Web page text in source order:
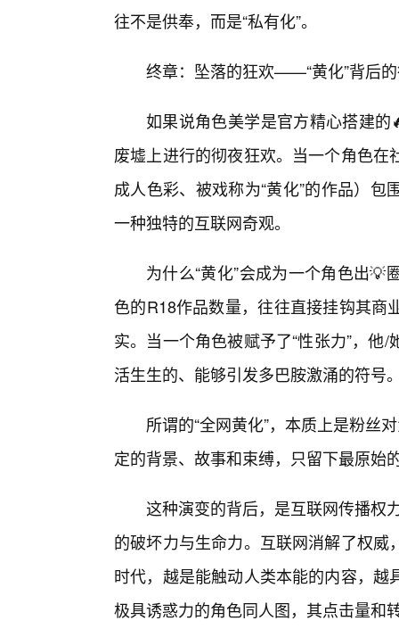
往不是供奉，而是“私有化”。
终章：坠落的狂欢——“黄化”背后
如果说角色美学是官方精心搭建的
废墟上进行的彻夜狂欢。当一个角色
成人色彩、被戏称为“黄化”的作品）
一种独特的互联网奇观。
为什么“黄化”会成为一个角色出
色的R18作品数量，往往直接挂钩其商
实。当一个角色被赋予了“性张力”，
活生生的、能够引发多巴胺激涌的符号
所谓的“全网黄化”，本质上是粉丝
定的背景、故事和束缚，只留下最原始
这种演变的背后，是互联网传播权
的破坏力与生命力。互联网消解了权
时代，越是能触动人类本能的内容，
极具诱惑力的角色同人图，其点击量和